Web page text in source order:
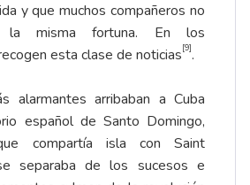
y que muchos compañeros no
la misma fortuna. En los
esta clase de noticias[9].
alarmantes arribaban a Cuba
español de Santo Domingo,
compartía isla con Saint
separaba de los sucesos e